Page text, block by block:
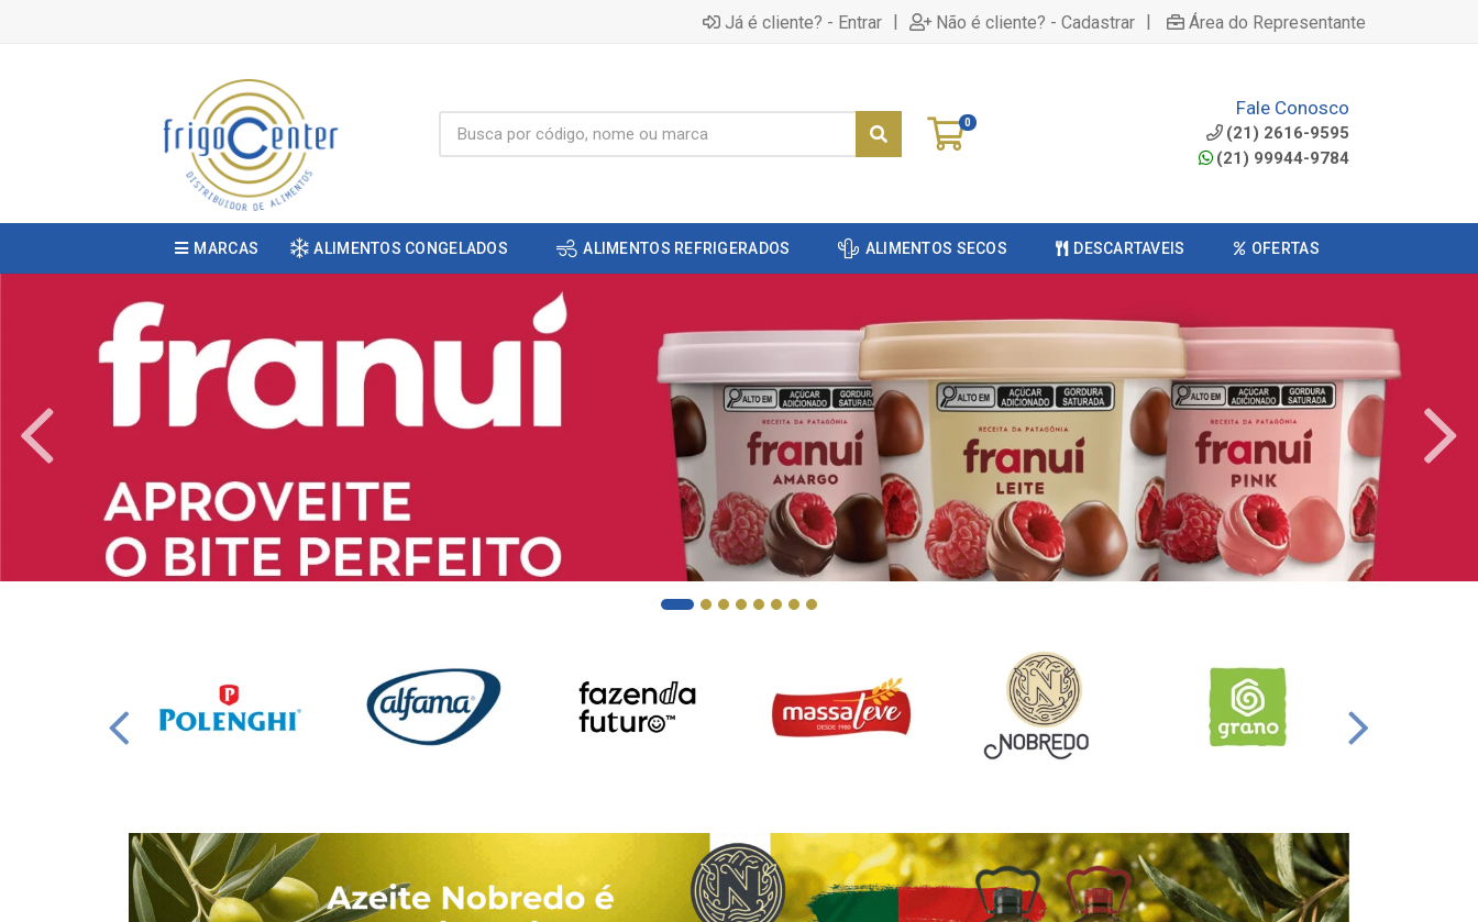
Já é cliente? - Entrar | Não é cliente? - Cadastrar | Área do Representante
0
Fale Conosco
(21) 2616-9595
(21) 99944-9784
MARCAS ALIMENTOS CONGELADOS ALIMENTOS REFRIGERADOS ALIMENTOS SECOS DESCARTAVEIS OFERTAS